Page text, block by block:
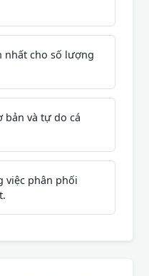
nhất cho số lượng
bản và tự do cá
việc phân phối